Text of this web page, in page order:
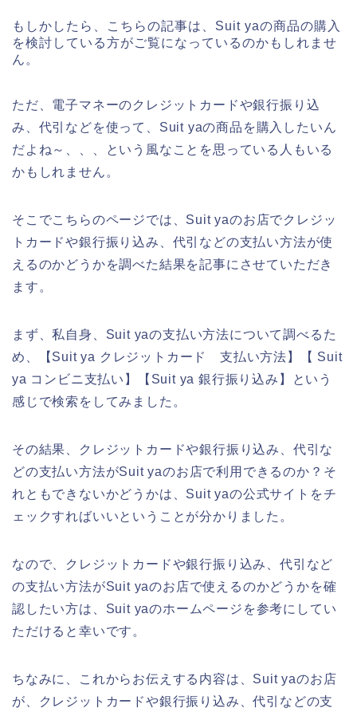
もしかしたら、こちらの記事は、Suit yaの商品の購入
を検討している方がご覧になっているのかもしれませ
ん。
ただ、電子マネーのクレジットカードや銀行振り込
み、代引などを使って、Suit yaの商品を購入したいん
だよね～、、、という風なことを思っている人もいる
かもしれません。
そこでこちらのページでは、Suit yaのお店でクレジッ
トカードや銀行振り込み、代引などの支払い方法が使
えるのかどうかを調べた結果を記事にさせていただき
ます。
まず、私自身、Suit yaの支払い方法について調べるた
め、【Suit ya クレジットカード 支払い方法】【 Suit
ya コンビニ支払い】【Suit ya 銀行振り込み】という
感じで検索をしてみました。
その結果、クレジットカードや銀行振り込み、代引な
どの支払い方法がSuit yaのお店で利用できるのか？そ
れともできないかどうかは、Suit yaの公式サイトをチ
ェックすればいいということが分かりました。
なので、クレジットカードや銀行振り込み、代引など
の支払い方法がSuit yaのお店で使えるのかどうかを確
認したい方は、Suit yaのホームページを参考にしてい
ただけると幸いです。
ちなみに、これからお伝えする内容は、Suit yaのお店
が、クレジットカードや銀行振り込み、代引などの支